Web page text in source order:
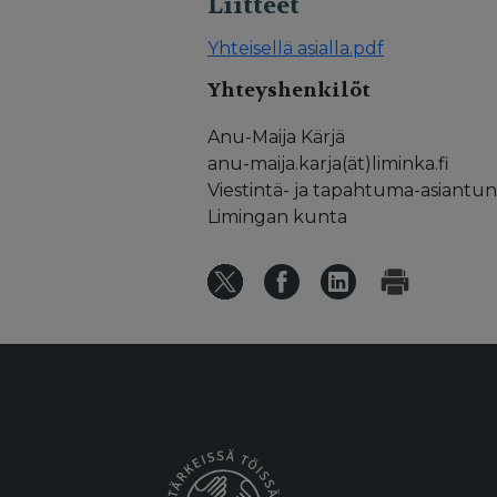
Yhteisellä asialla.pdf
Yhteyshenkilöt
Anu-Maija Kärjä
anu-maija.karja(ät)liminka.fi
Viestintä- ja tapahtuma-
Limingan kunta